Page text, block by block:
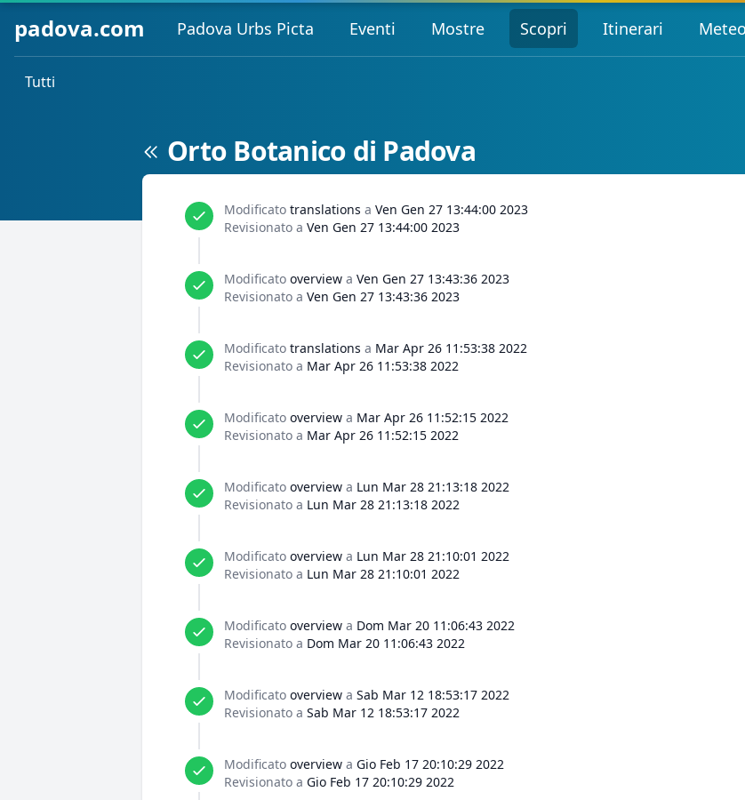
padova.com Padova Urbs Picta Eventi Mostre Scopri Itinerari Meteo
Tutti
Orto Botanico di Padova
Modificato translations a Ven Gen 27 13:44:00 2023
Revisionato a Ven Gen 27 13:44:00 2023
Modificato overview a Ven Gen 27 13:43:36 2023
Revisionato a Ven Gen 27 13:43:36 2023
Modificato translations a Mar Apr 26 11:53:38 2022
Revisionato a Mar Apr 26 11:53:38 2022
Modificato overview a Mar Apr 26 11:52:15 2022
Revisionato a Mar Apr 26 11:52:15 2022
Modificato overview a Lun Mar 28 21:13:18 2022
Revisionato a Lun Mar 28 21:13:18 2022
Modificato overview a Lun Mar 28 21:10:01 2022
Revisionato a Lun Mar 28 21:10:01 2022
Modificato overview a Dom Mar 20 11:06:43 2022
Revisionato a Dom Mar 20 11:06:43 2022
Modificato overview a Sab Mar 12 18:53:17 2022
Revisionato a Sab Mar 12 18:53:17 2022
Modificato overview a Gio Feb 17 20:10:29 2022
Revisionato a Gio Feb 17 20:10:29 2022